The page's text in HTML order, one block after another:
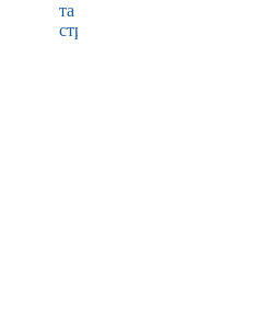
та
страхування